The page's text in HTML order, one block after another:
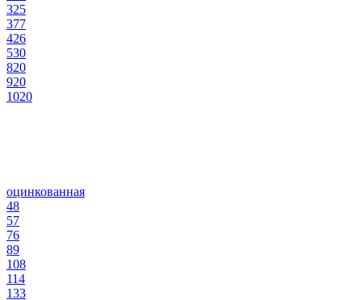
325
377
426
530
820
920
1020
оцинкованная
48
57
76
89
108
114
133